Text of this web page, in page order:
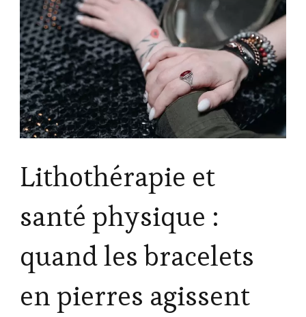
Lithothérapie et
santé physique :
quand les bracelets
en pierres agissent